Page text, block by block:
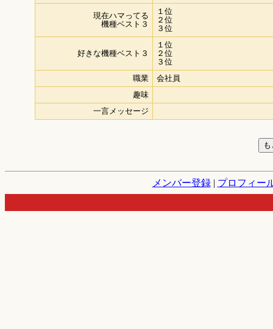
現在ハマってる
機種ベスト３
１位
２位
３位
好きな機種ベスト３
１位
２位
３位
職業
会社員
趣味
一言メッセージ
メンバー登録| プロフィー